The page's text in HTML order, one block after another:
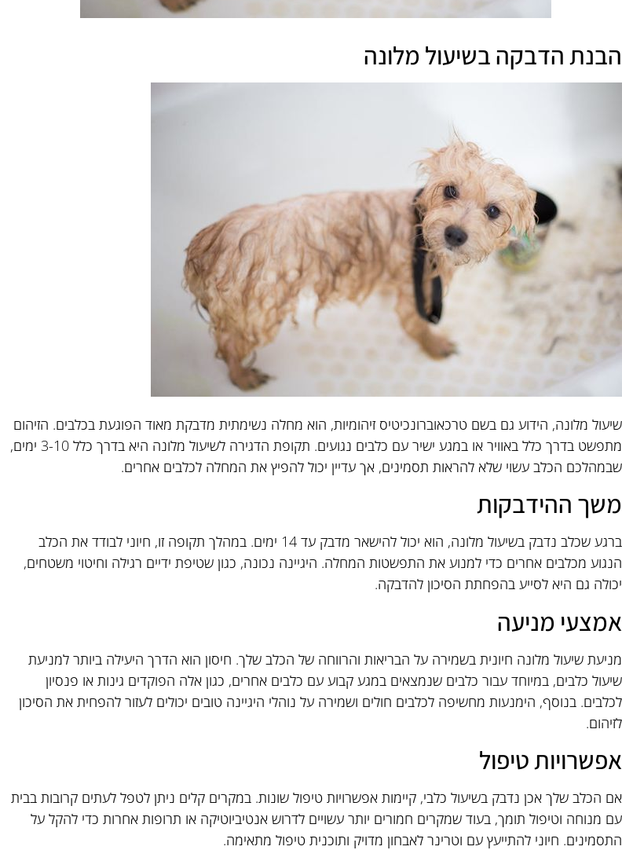
הבנת הדבקה בשיעול מלונה
שיעול מלונה, הידוע גם בשם טרכאוברונכיטיס זיהומיות, הוא מחלה נשימתית מדבקת מאוד הפוגעת בכלבים. הזיהום
מתפשט בדרך כלל באוויר או במגע ישיר עם כלבים נגועים. תקופת הדגירה לשיעול מלונה היא בדרך כלל 3-10 ימים,
שבמהלכם הכלב עשוי שלא להראות תסמינים, אך עדיין יכול להפיץ את המחלה לכלבים אחרים.
משך ההידבקות
ברגע שכלב נדבק בשיעול מלונה, הוא יכול להישאר מדבק עד 14 ימים. במהלך תקופה זו, חיוני לבודד את הכלב
הנגוע מכלבים אחרים כדי למנוע את התפשטות המחלה. היגיינה נכונה, כגון שטיפת ידיים רגילה וחיטוי משטחים,
יכולה גם היא לסייע בהפחתת הסיכון להדבקה.
אמצעי מניעה
מניעת שיעול מלונה חיונית בשמירה על הבריאות והרווחה של הכלב שלך. חיסון הוא הדרך היעילה ביותר למניעת
שיעול כלבים, במיוחד עבור כלבים שנמצאים במגע קבוע עם כלבים אחרים, כגון אלה הפוקדים גינות או פנסיון
לכלבים. בנוסף, הימנעות מחשיפה לכלבים חולים ושמירה על נוהלי היגיינה טובים יכולים לעזור להפחית את הסיכון
לזיהום.
אפשרויות טיפול
אם הכלב שלך אכן נדבק בשיעול כלבי, קיימות אפשרויות טיפול שונות. במקרים קלים ניתן לטפל לעתים קרובות בבית
עם מנוחה וטיפול תומך, בעוד שמקרים חמורים יותר עשויים לדרוש אנטיביוטיקה או תרופות אחרות כדי להקל על
התסמינים. חיוני להתייעץ עם וטרינר לאבחון מדויק ותוכנית טיפול מתאימה.